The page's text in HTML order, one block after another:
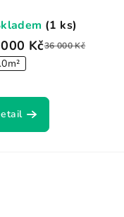
Kč36 000 Kč
(1 ks)